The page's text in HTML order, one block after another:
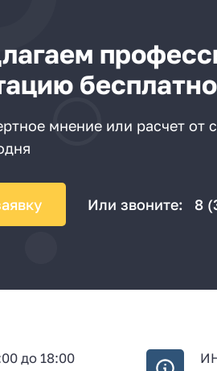
бесплатно
мнение или расчет от
Или звоните: 8
до 18:00